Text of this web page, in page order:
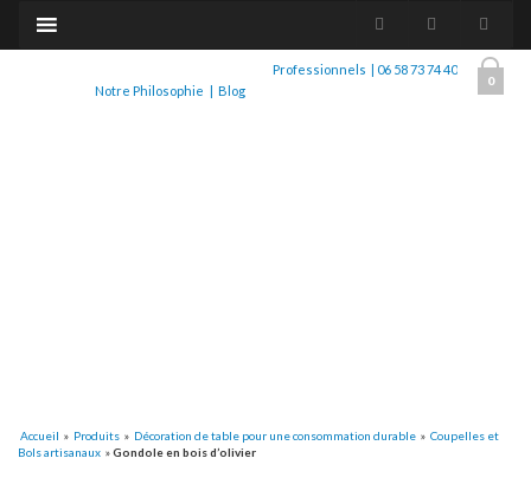
0
Notre Philosophie | Blog
Professionnels | 06 58 73 74 40
Accueil » Produits » Décoration de table pour une consommation durable » Coupelles et
Bols artisanaux »Gondole en bois d’olivier